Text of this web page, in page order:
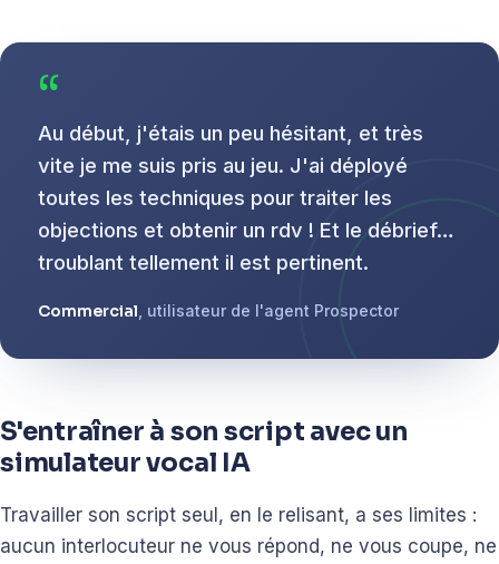
“
Au début, j'étais un peu hésitant, et très
vite je me suis pris au jeu. J'ai déployé
toutes les techniques pour traiter les
objections et obtenir un rdv ! Et le débrief…
troublant tellement il est pertinent.
Commercial , utilisateur de l'agent Prospector
S'entraîner à son script avec un
simulateur vocal IA
Travailler son script seul, en le relisant, a ses limites :
aucun interlocuteur ne vous répond, ne vous coupe, ne